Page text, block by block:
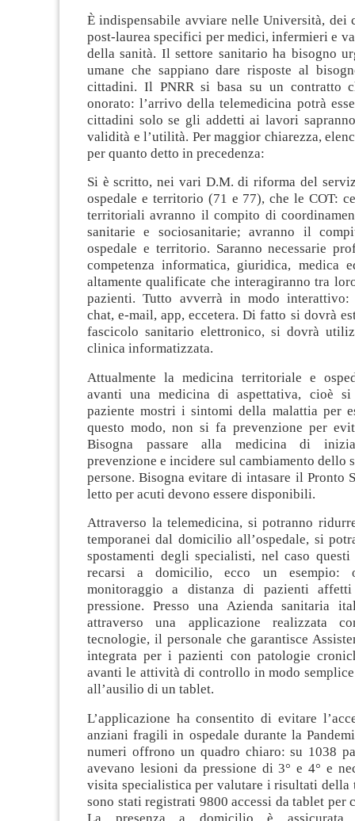
È indispensabile avviare nelle Università, dei
post-laurea specifici per medici, infermieri e
della sanità. Il settore sanitario ha bisogno
umane che sappiano dare risposte al
cittadini. Il PNRR si basa su un contratto
onorato: l’arrivo della telemedicina potrà
cittadini solo se gli addetti ai lavori
validità e l’utilità. Per maggior chiarezza,
per quanto detto in precedenza:
Si è scritto, nei vari D.M. di riforma del
ospedale e territorio (71 e 77), che le COT:
territoriali avranno il compito di
sanitarie e sociosanitarie; avranno il
ospedale e territorio. Saranno necessarie
competenza informatica, giuridica, medica
altamente qualificate che interagiranno tra
pazienti. Tutto avverrà in modo interattivo:
chat, e-mail, app, eccetera. Di fatto si dovrà
fascicolo sanitario elettronico, si dovrà
clinica informatizzata.
Attualmente la medicina territoriale e
avanti una medicina di aspettativa, cioè
paziente mostri i sintomi della malattia per
questo modo, non si fa prevenzione per
Bisogna passare alla medicina di
prevenzione e incidere sul cambiamento dello
persone. Bisogna evitare di intasare il Pronto
letto per acuti devono essere disponibili.
Attraverso la telemedicina, si potranno
temporanei dal domicilio all’ospedale, si
spostamenti degli specialisti, nel caso
recarsi a domicilio, ecco un esempio:
monitoraggio a distanza di pazienti
pressione. Presso una Azienda sanitaria
attraverso una applicazione realizzata
tecnologie, il personale che garantisce
integrata per i pazienti con patologie
avanti le attività di controllo in modo
all’ausilio di un tablet.
L’applicazione ha consentito di evitare
anziani fragili in ospedale durante la
numeri offrono un quadro chiaro: su 1038
avevano lesioni da pressione di 3° e 4° e
visita specialistica per valutare i risultati della
sono stati registrati 9800 accessi da tablet per
La presenza a domicilio è assicurata